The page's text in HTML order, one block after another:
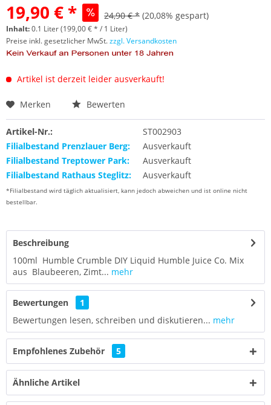
19,90 € * 24,90 € * (20,08% gespart)
Inhalt:0.1 Liter (199,00 € * / 1 Liter)
Preise inkl. gesetzlicher MwSt.zzgl. Versandkosten
Artikel ist derzeit leider ausverkauft!
Merken Bewerten
Artikel-Nr.:
ST002903
Filialbestand Prenzlauer Berg:
Ausverkauft
Filialbestand Treptower Park:
Ausverkauft
Filialbestand Rathaus Steglitz:
Ausverkauft
*Filialbestand wird täglich aktualisiert, kann jedoch abweichen und ist online nicht
bestellbar.
Beschreibung
100ml Humble Crumble DIY Liquid Humble Juice Co. Mix
aus Blaubeeren, Zimt... mehr
Bewertungen
1
Bewertungen lesen, schreiben und diskutieren... mehr
Empfohlenes Zubehör 5
Ähnliche Artikel